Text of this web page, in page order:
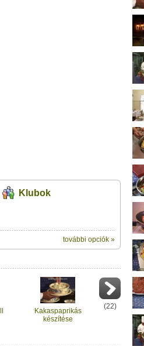
Klubok
további opciók »
Kakaspaprikás
készítése
(22)